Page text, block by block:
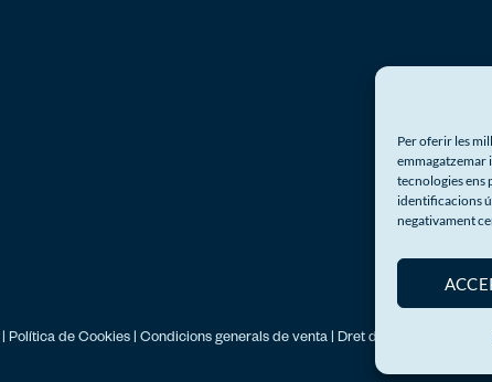
Per oferir les
emmagatzemar
tecnologies ens
identificacions
negativament
Política de Cookies Condicions generals de venta Dret de Desistiment